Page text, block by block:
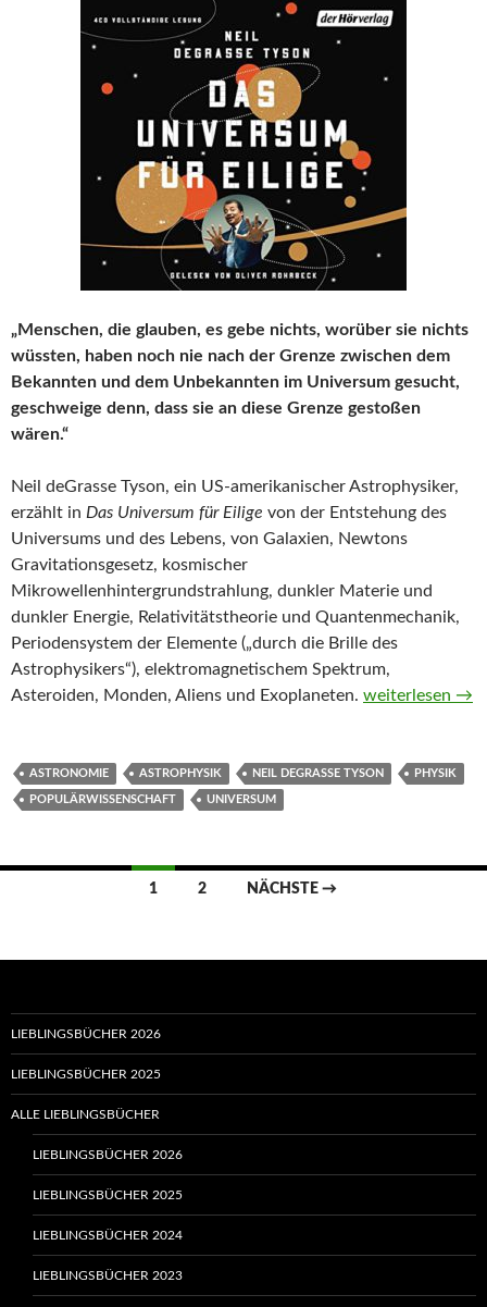
„Menschen, die glauben, es gebe nichts, worüber sie nichts
wüssten, haben noch nie nach der Grenze zwischen dem
Bekannten und dem Unbekannten im Universum gesucht,
geschweige denn, dass sie an diese Grenze gestoßen
wären.“
Neil deGrasse Tyson, ein US-amerikanischer Astrophysiker,
erzählt in Das Universum für Eilige von der Entstehung des
Universums und des Lebens, von Galaxien, Newtons
Gravitationsgesetz, kosmischer
Mikrowellenhintergrundstrahlung, dunkler Materie und
dunkler Energie, Relativitätstheorie und Quantenmechanik,
Periodensystem der Elemente („durch die Brille des
Astrophysikers“), elektromagnetischem Spektrum,
Asteroiden, Monden, Aliens und Exoplaneten. Das Universum
weiterlesen →
ASTRONOMIE ASTROPHYSIK NEIL DEGRASSE TYSON PHYSIK
POPULÄRWISSENSCHAFT UNIVERSUM
Beitragsnavigation
1 2 NÄCHSTE →
LIEBLINGSBÜCHER 2026
LIEBLINGSBÜCHER 2025
ALLE LIEBLINGSBÜCHER
LIEBLINGSBÜCHER 2026
LIEBLINGSBÜCHER 2025
LIEBLINGSBÜCHER 2024
LIEBLINGSBÜCHER 2023